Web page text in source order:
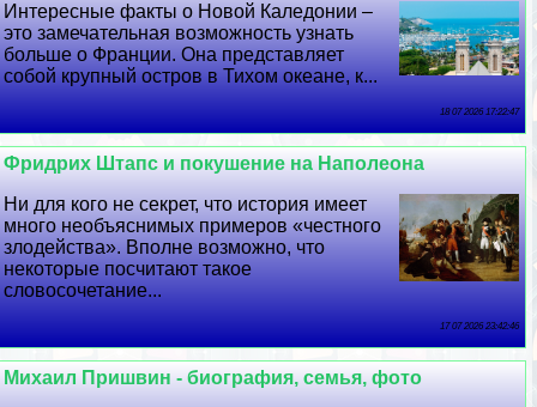
Интересные факты о Новой Каледонии –
это замечательная возможность узнать
больше о Франции. Она представляет
собой крупный остров в Тихом океане, к...
18 07 2026 17:22:47
Фридрих Штапс и покушение на Наполеона
Ни для кого не секрет, что история имеет
много необъяснимых примеров «честного
злодейства». Вполне возможно, что
некоторые посчитают такое
словосочетание...
17 07 2026 23:42:46
Михаил Пришвин - биография, семья, фото